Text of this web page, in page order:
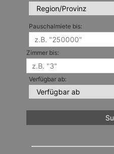
Pauschalmiete bis:
Zimmer bis:
Verfügbar ab: